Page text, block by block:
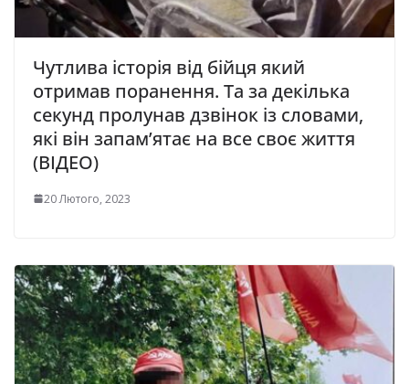
Чутлива історія від бійця який
отримав поранення. Та за декілька
секунд пролунав дзвінок із словами,
які він запам’ятає на все своє життя
(ВІДЕО)
20 Лютого, 2023